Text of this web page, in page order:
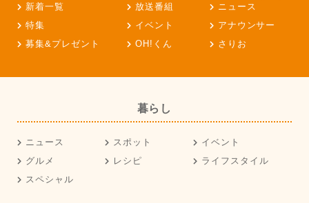
新着一覧 放送番組
ニュース
特集
イベント
アナウンサー
募集&プレゼント
OH!くん さりお
暮らし
ニュース スポット
イベント
グルメ
レシピ
ライフスタイル
スペシャル